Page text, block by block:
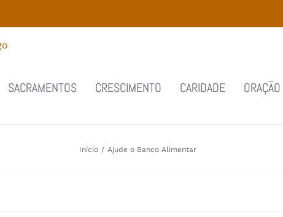
SACRAMENTOS CRESCIMENTO CARIDADE ORAÇÃO
Início / Ajude o Banco Alimentar